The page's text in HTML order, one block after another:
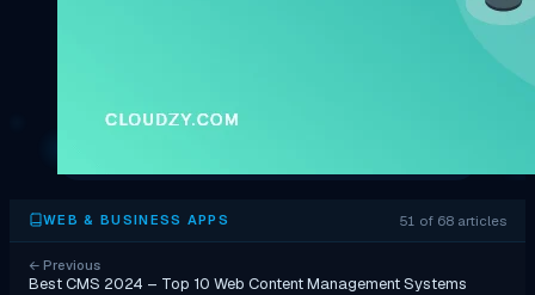
WEB & BUSINESS APPS 51 of 68 articles
← Previous
Best CMS 2024 – Top 10 Web Content Management Systems